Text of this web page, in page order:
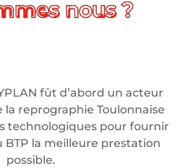
fût d’abord un acteur
reprographie Toulonnaise
technologiques pour fournir
BTP la meilleure prestation
possible.